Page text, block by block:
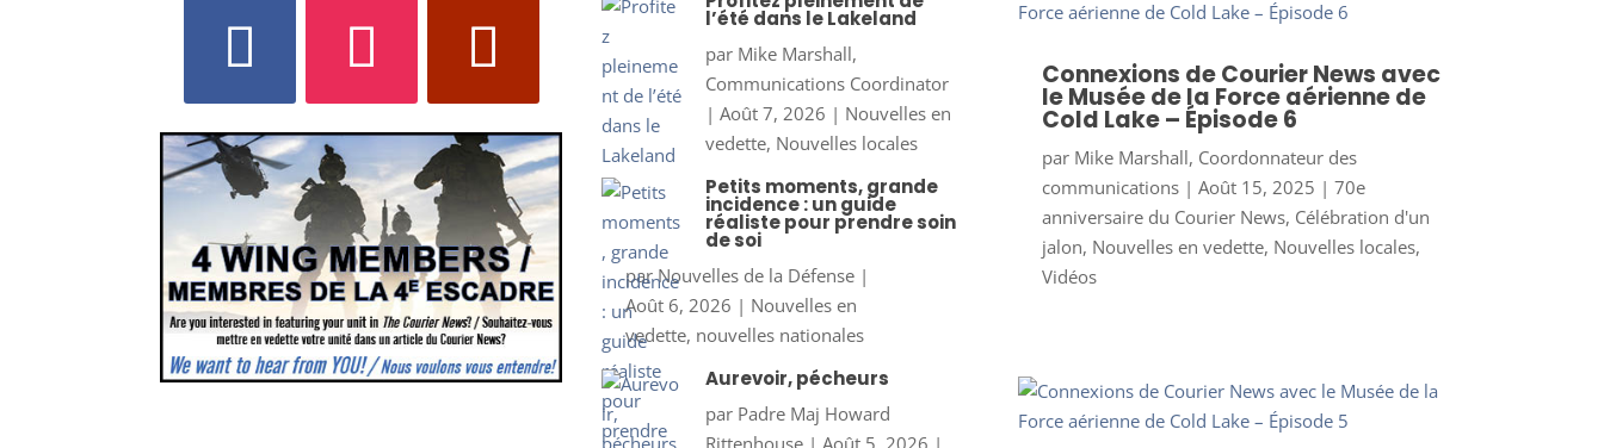
l’été dans le Lakeland
par Mike Marshall,
Communications Coordinator
| Août 7, 2026 | Nouvelles en
vedette, Nouvelles locales
Petits moments, grande
incidence : un guide
réaliste pour prendre soin
de soi
parNouvelles de la Défense|
Août 6, 2026 | Nouvelles en
vedette, nouvelles nationales
Aurevoir, pécheurs
par Padre Maj Howard
Rittenhouse| Août 5, 2026 |
Connexions de Courier News avec
le Musée de la Force aérienne de
Cold Lake – Épisode 6
par Mike Marshall, Coordonnateur des
communications| Août 15, 2025 | 70e
anniversaire du Courier News, Célébration d'un
jalon, Nouvelles en vedette, Nouvelles locales,
Vidéos